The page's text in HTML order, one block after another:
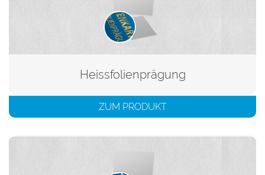
Heissfolienprägung
ZUM PRODUKT